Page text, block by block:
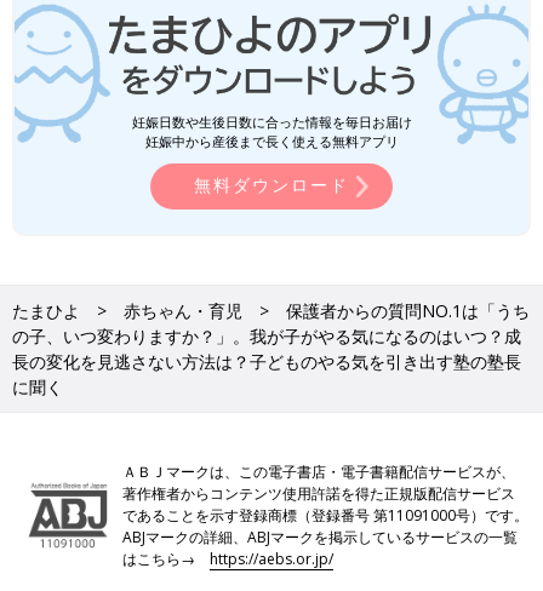
妊娠日数や生後日数に合った情報を毎日お届け
妊娠中から産後まで長く使える無料アプリ
無料ダウンロード
たまひよ 赤ちゃん・育児
保護者からの質問NO.1は「うち
の子、いつ変わりますか？」。我が子がやる気になるのはいつ？成
長の変化を見逃さない方法は？子どものやる気を引き出す塾の塾長
に聞く
ＡＢＪマークは、この電子書店・電子書籍配信サービスが、
著作権者からコンテンツ使用許諾を得た正規版配信サービス
であることを示す登録商標（登録番号 第11091000号）です。
ABJマークの詳細、ABJマークを掲示しているサービスの一覧
はこちら→https://aebs.or.jp/